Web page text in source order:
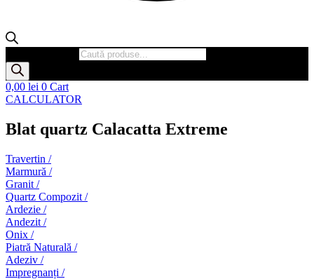
0,00 lei 0 Cart
CALCULATOR
Blat quartz Calacatta Extreme
Travertin /
Marmură /
Granit /
Quartz Compozit /
Ardezie /
Andezit /
Onix /
Piatră Naturală /
Adeziv /
Impregnanți /